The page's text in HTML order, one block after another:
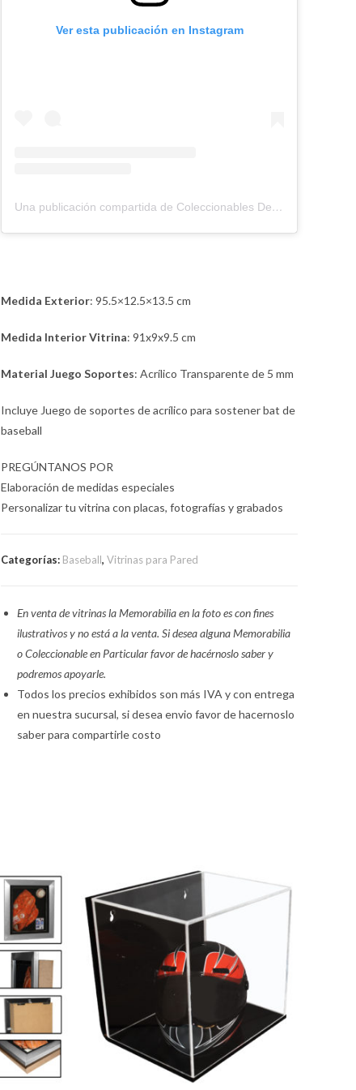
Ver esta publicación en Instagram
Una publicación compartida de Coleccionables Deportivos (@coleccionablesdeportivos)
Medida Exterior: 95.5×12.5×13.5 cm
Medida Interior Vitrina: 91x9x9.5 cm
Material Juego Soportes: Acrílico Transparente de 5 mm
Incluye Juego de soportes de acrílico para sostener bat de
baseball
PREGÚNTANOS POR
Elaboración de medidas especiales
Personalizar tu vitrina con placas, fotografías y grabados
Categorías: Baseball,Vitrinas para Pared
En venta de vitrinas la Memorabilia en la foto es con fines
ilustrativos y no está a la venta. Si desea alguna Memorabilia
o Coleccionable en Particular favor de hacérnoslo saber y
podremos apoyarle.
Todos los precios exhibidos son más IVA y con entrega
en nuestra sucursal, si desea envio favor de hacernoslo
saber para compartirle costo